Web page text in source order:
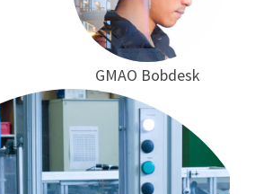
GMAO Bobdesk